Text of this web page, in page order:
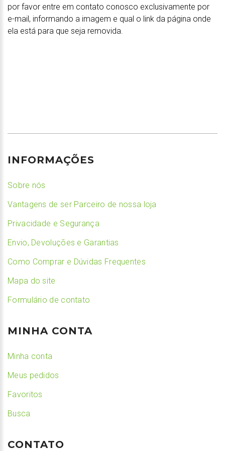
por favor entre em contato conosco exclusivamente por
e-mail, informando a imagem e qual o link da página onde
ela está para que seja removida.
INFORMAÇÕES
Sobre nós
Vantagens de ser Parceiro de nossa loja
Privacidade e Segurança
Envio, Devoluções e Garantias
Como Comprar e Dúvidas Frequentes
Mapa do site
Formulário de contato
MINHA CONTA
Minha conta
Meus pedidos
Favoritos
Busca
CONTATO